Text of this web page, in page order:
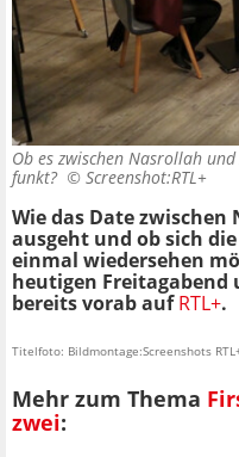
Ob es zwischen Nasrollah
funkt? © Screenshot:RTL+
Wie das Date
ausgeht und ob sich
einmal wiedersehen
heutigen Freitagabend
bereits vorab aufRTL+.
Titelfoto: Bildmontage:Screenshots
Mehr zum Thema
zwei: